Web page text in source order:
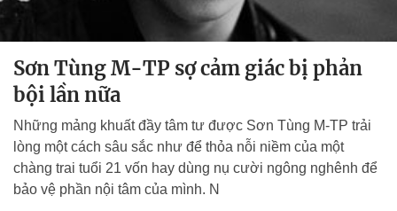
Sơn Tùng M-TP sợ cảm giác bị phản
bội lần nữa
Những mảng khuất đầy tâm tư được Sơn Tùng M-TP trải
lòng một cách sâu sắc như để thỏa nỗi niềm của một
chàng trai tuổi 21 vốn hay dùng nụ cười ngông nghênh để
bảo vệ phần nội tâm của mình. N